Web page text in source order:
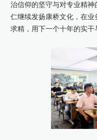
治信仰的坚守与对专业精
仁继续发扬康桥文化，在
求精，用下一个十年的实干